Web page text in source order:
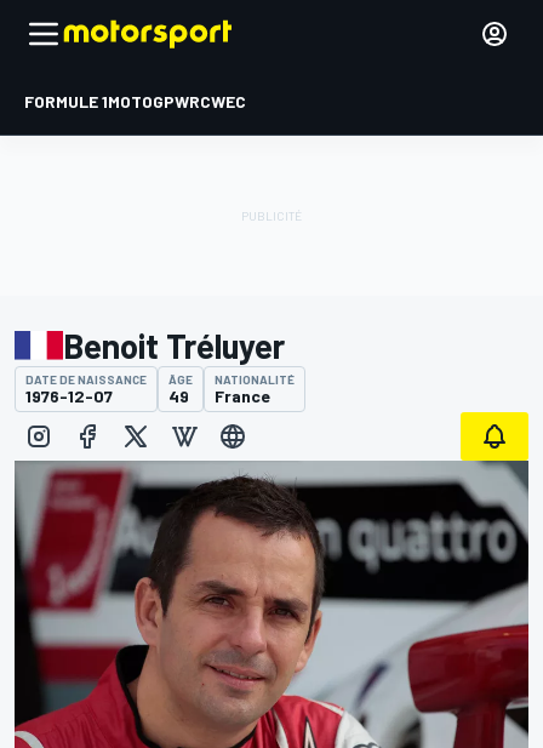
FORMULE 1MOTOGPWRCWEC
Benoit Tréluyer
DATE DE NAISSANCE
1976-12-07
ÂGE
49
NATIONALITÉ
France